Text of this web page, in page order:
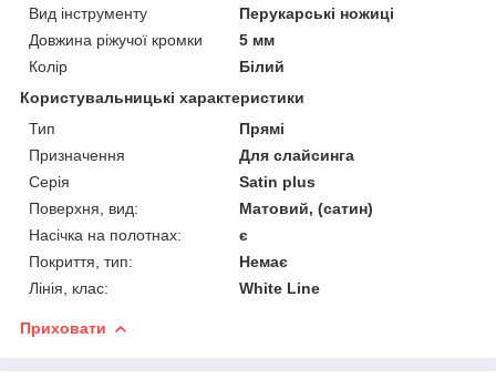
Вид інструменту
Перукарські ножиці
Довжина ріжучої кромки
5 мм
Колір
Білий
Користувальницькі характеристики
Тип
Прямі
Призначення
Для слайсинга
Серія
Satin plus
Поверхня, вид:
Матовий, (сатин)
Насічка на полотнах:
є
Покриття, тип:
Немає
Лінія, клас:
White Line
Приховати